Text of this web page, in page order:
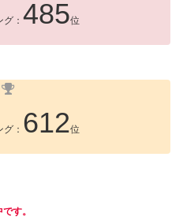
： 485位
： 612位
す。